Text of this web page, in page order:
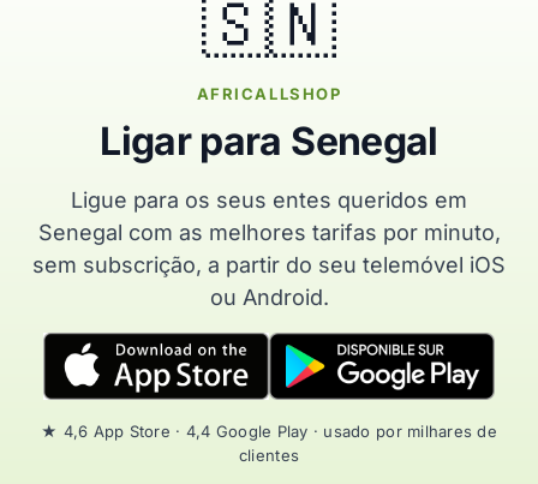
🇸🇳
AFRICALLSHOP
Ligar para Senegal
Ligue para os seus entes queridos em
Senegal com as melhores tarifas por minuto,
sem subscrição, a partir do seu telemóvel iOS
ou Android.
★ 4,6 App Store · 4,4 Google Play · usado por milhares de
clientes